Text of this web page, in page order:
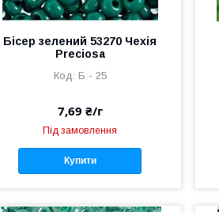
Бісер зелений 53270 Чехія
Preciosa
Б - 25
7,69 ₴/г
Під замовлення
Купити